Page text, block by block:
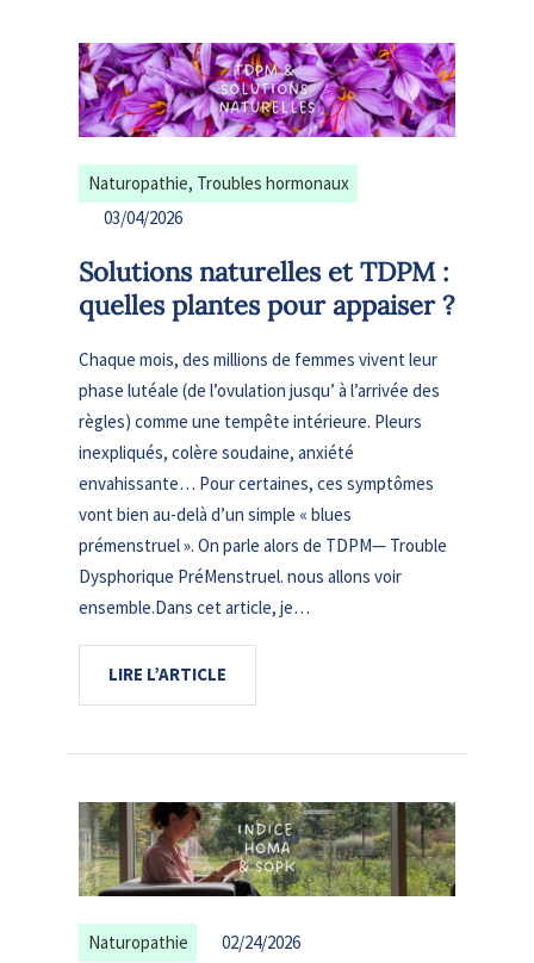
Naturopathie, Troubles hormonaux
03/04/2026
Solutions naturelles et TDPM :
quelles plantes pour appaiser ?
Chaque mois, des millions de femmes vivent leur
phase lutéale (de l’ovulation jusqu’ à l’arrivée des
règles) comme une tempête intérieure. Pleurs
inexpliqués, colère soudaine, anxiété
envahissante… Pour certaines, ces symptômes
vont bien au-delà d’un simple « blues
prémenstruel ». On parle alors de TDPM— Trouble
Dysphorique PréMenstruel. nous allons voir
ensemble.Dans cet article, je…
LIRE L’ARTICLE
Naturopathie 02/24/2026